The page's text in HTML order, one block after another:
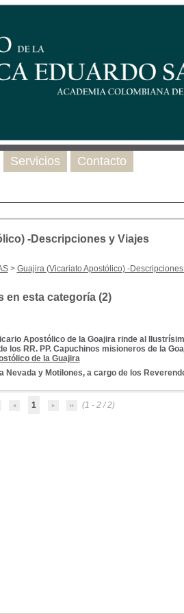
-Descripciones y Viajes
> Guajira (Vicariato Apostólico) -
en esta categoría (2)
Apostólico de la Goajira rinde al
los RR. PP. Capuchinos misioneros de la
de la Guajira
Nevada y Motilones, a cargo de los
1 (1 - 2 / 2)
Servicios Contacto